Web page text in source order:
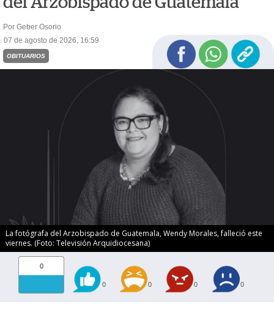
Por Geber Osorio
07 de agosto de 2026, 16:59
OBITUARIOS
La fotógrafa del Arzobispado de Guatemala, Wendy Morales, falleció este
viernes. (Foto: Televisión Arquidiocesana)
0
0 0 0 0